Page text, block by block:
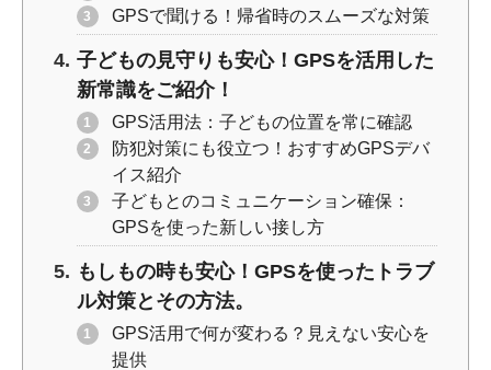
GPSで聞ける！帰省時のスムーズな対策
子どもの見守りも安心！GPSを活用した
新常識をご紹介！
GPS活用法：子どもの位置を常に確認
防犯対策にも役立つ！おすすめGPSデバ
イス紹介
子どもとのコミュニケーション確保：
GPSを使った新しい接し方
もしもの時も安心！GPSを使ったトラブ
ル対策とその方法。
GPS活用で何が変わる？見えない安心を
提供